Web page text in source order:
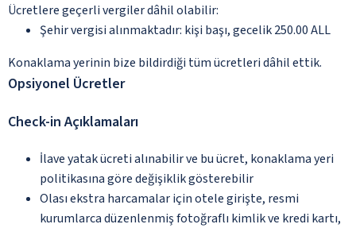
Ücretlere geçerli vergiler dâhil olabilir:
Şehir vergisi alınmaktadır: kişi başı, gecelik 250.00 ALL
Konaklama yerinin bize bildirdiği tüm ücretleri dâhil ettik.
Opsiyonel Ücretler
Check-in Açıklamaları
İlave yatak ücreti alınabilir ve bu ücret, konaklama yeri
politikasına göre değişiklik gösterebilir
Olası ekstra harcamalar için otele girişte, resmi
kurumlarca düzenlenmiş fotoğraflı kimlik ve kredi kartı,